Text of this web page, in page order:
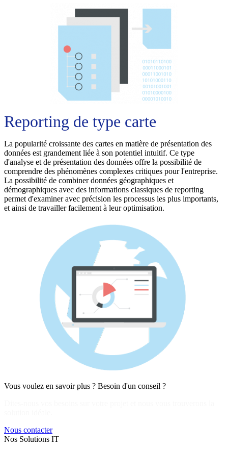
Reporting de type carte
La popularité croissante des cartes en matière de présentation des
données est grandement liée à son potentiel intuitif. Ce type
d'analyse et de présentation des données offre la possibilité de
comprendre des phénomènes complexes critiques pour l'entreprise.
La possibilité de combiner données géographiques et
démographiques avec des informations classiques de reporting
permet d'examiner avec précision les processus les plus importants,
et ainsi de travailler facilement à leur optimisation.
Vous voulez en savoir plus ? Besoin d'un conseil ?
Nous contacter
Nos Solutions IT